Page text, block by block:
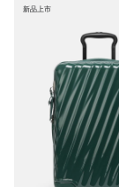
新品上市